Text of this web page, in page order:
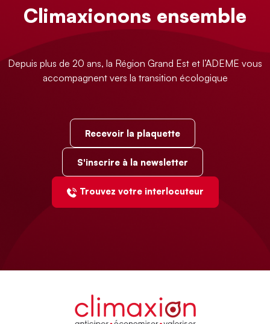
Climaxionons ensemble
Depuis plus de 20 ans, la Région Grand Est et l’ADEME vous
accompagnent vers la transition écologique
Recevoir la plaquette
S'inscrire à la newsletter
Trouvez votre interlocuteur